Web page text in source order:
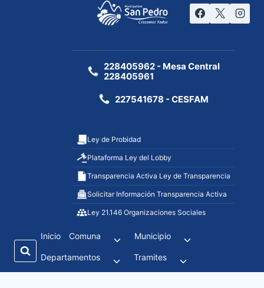
228405962 - Mesa Central
228405961
227541678 - CESFAM
Ley de Probidad
Plataforma Ley del Lobby
Transparencia Activa Ley de Transparencia
Solicitar Información Transparencia Activa
Ley 21.146 Organizaciones Sociales
Inicio Comuna Municipio
Departamentos Tramites